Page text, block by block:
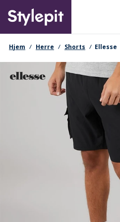
main
content
Primary departments
navigationssti
Hjem Herre Shorts Ellesse